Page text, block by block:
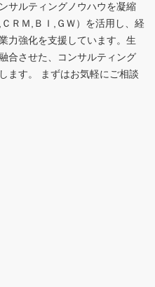
サルティングノウハウを凝縮
ＲＭ,ＢＩ,ＧＷ）を活用し、経
力強化を支援しています。生
合させた、コンサルティング
ます。 まずはお気軽にご相談